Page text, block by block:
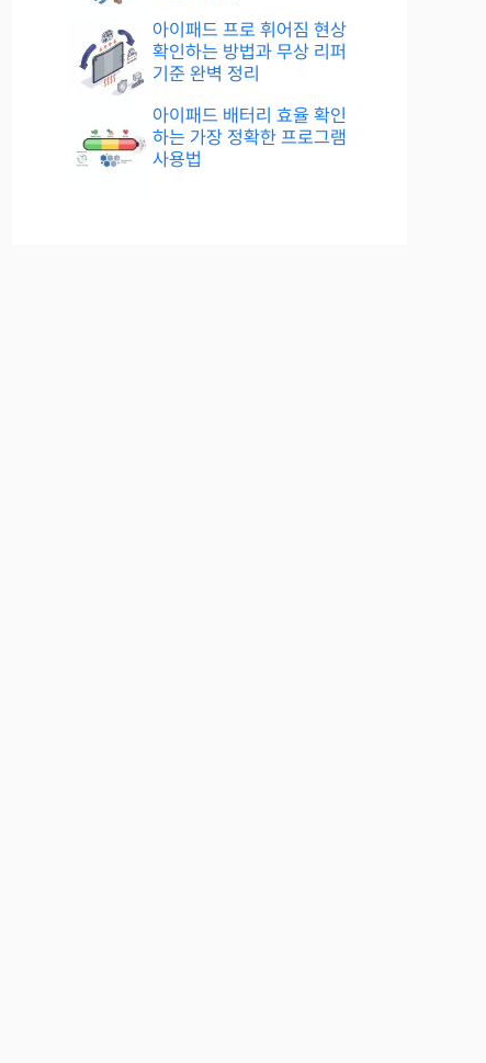
아이패드 프로 휘어짐 현상
확인하는 방법과 무상 리퍼
기준 완벽 정리
아이패드 배터리 효율 확인
하는 가장 정확한 프로그램
사용법